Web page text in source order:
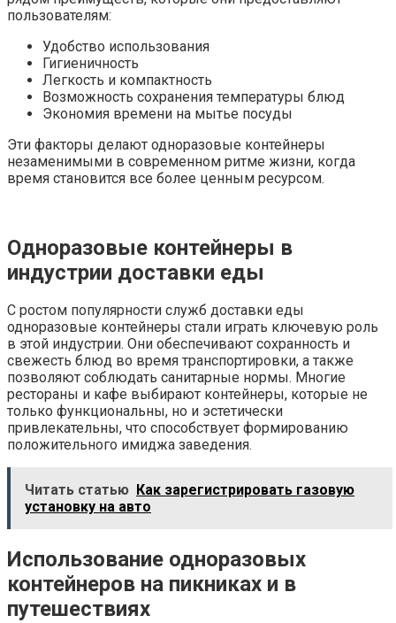
пользователям:
Удобство использования
Гигиеничность
Легкость и компактность
Возможность сохранения температуры блюд
Экономия времени на мытье посуды
Эти факторы делают одноразовые контейнеры
незаменимыми в современном ритме жизни, когда
время становится все более ценным ресурсом.
Одноразовые контейнеры в
индустрии доставки еды
С ростом популярности служб доставки еды
одноразовые контейнеры стали играть ключевую роль
в этой индустрии. Они обеспечивают сохранность и
свежесть блюд во время транспортировки, а также
позволяют соблюдать санитарные нормы. Многие
рестораны и кафе выбирают контейнеры, которые не
только функциональны, но и эстетически
привлекательны, что способствует формированию
положительного имиджа заведения.
Читать статью Как зарегистрировать газовую
установку на авто
Использование одноразовых
контейнеров на пикниках и в
путешествиях